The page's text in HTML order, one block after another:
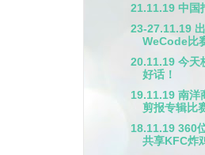
21.11.19 中国
23-27.11.19
WeCode比
20.11.19 今天
好话！
19.11.19 南洋
剪报专辑比
18.11.19 360
共享KFC炸